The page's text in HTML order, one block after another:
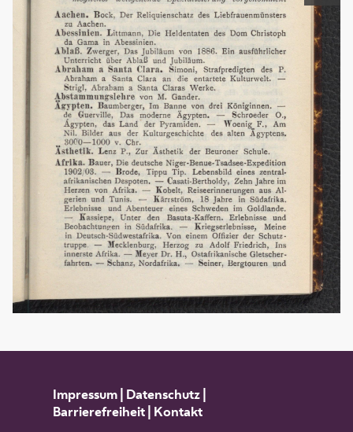
Impressum| Datenschutz|
Barrierefreiheit| Kontakt